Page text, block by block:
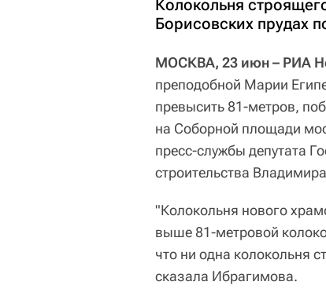
Колокольня
Борисовских прудах
МОСКВА, 23 июн – РИА
преподобной Марии
превысить 81-метров,
на Соборной площади
пресс-службы депутата
строительства
"Колокольня нового
выше 81-метровой
что ни одна колокольня
сказала Ибрагимова.